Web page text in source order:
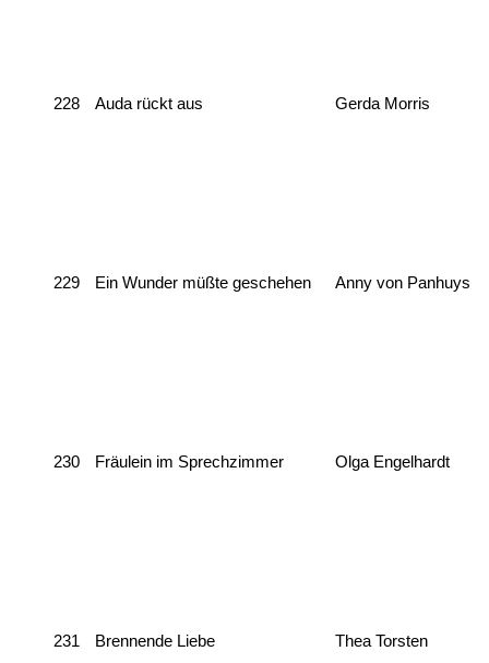
228 Auda rückt aus Gerda Morris
229 Ein Wunder müßte geschehen Anny von Panhuys
230 Fräulein im Sprechzimmer Olga Engelhardt
231 Brennende Liebe Thea Torsten